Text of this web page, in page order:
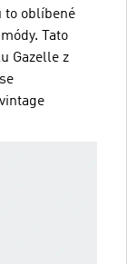
to oblíbené
Tato
Gazelle z